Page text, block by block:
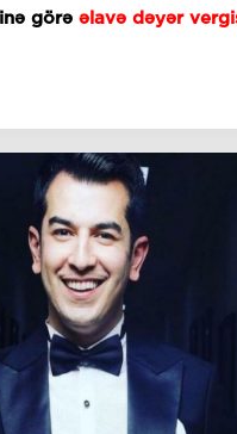
görə əlavə dəyər